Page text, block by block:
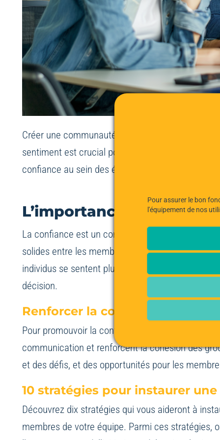
Créer une communauté de travail dynamique
sentiment est crucial pour instaurer un
confiance au sein des équipes de travail et
L’importance de la
La confiance est un composant vital pour
solides entre les membres de l’équipe, favorise
individus se sentent plus à l’aise pour partager
décision.
Renforcer la confiance au sein
Pour promouvoir la confiance dans les équipes
communication et renforcent la cohésion des
et des défis, et des opportunités pour les
10 stratégies pour instaurer
Découvrez dix stratégies qui vous aideront à
membres de votre équipe. Parmi ces stratégies,
Pour assurer le bon
l'équipement de nos